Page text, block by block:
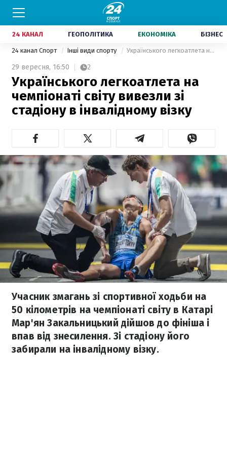
24 КАНАЛ ГЕОПОЛІТИКА ЕКОНОМІКА БІЗНЕС
24 канал Спорт Інші види спорту Українського легкоатлета на чемпіонаті світу вивезли зі стадіону в інвалідному візку
29 вересня, 16:50 2
Українського легкоатлета на
чемпіонаті світу вивезли зі
стадіону в інвалідному візку
Учасник змагань зі спортивної ходьби на
50 кілометрів на чемпіонаті світу в Катарі
Мар'ян Закальницький дійшов до фініша і
впав від знесилення. Зі стадіону його
забирали на інвалідному візку.